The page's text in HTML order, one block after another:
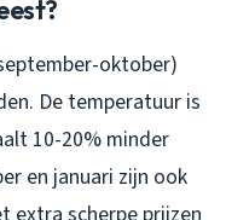
oktober)
De temperatuur is
10-20% minder
en januari zijn ook